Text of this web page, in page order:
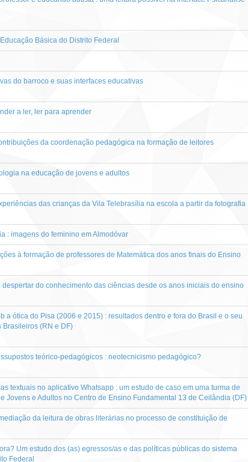
Básica do Distrito Federal
do barroco e suas interfaces educativas
a ler, ler para aprender
da coordenação pedagógica na formação de leitores
na educação de jovens e adultos
das crianças da Vila Telebrasília na escola a partir da fotografia
: imagens do feminino em Almodóvar
à formação de professores de Matemática dos anos finais do Ensino
despertar do conhecimento das ciências desde os anos iniciais do ensino
a ótica do Pisa (2006 e 2015) : resultados dentro e fora do Brasil e o seu
Brasileiros (RN e DF)
teórico-pedagógicos : neotecnicismo pedagógico?
textuais no aplicativo Whatsapp : um estudo de caso em uma turma de
Jovens e Adultos no Centro de Ensino Fundamental 13 de Ceilândia (DF)
da leitura de obras literárias no processo de constituição de
Um estudo dos (as) egressos/as e das políticas públicas do sistema
Federal